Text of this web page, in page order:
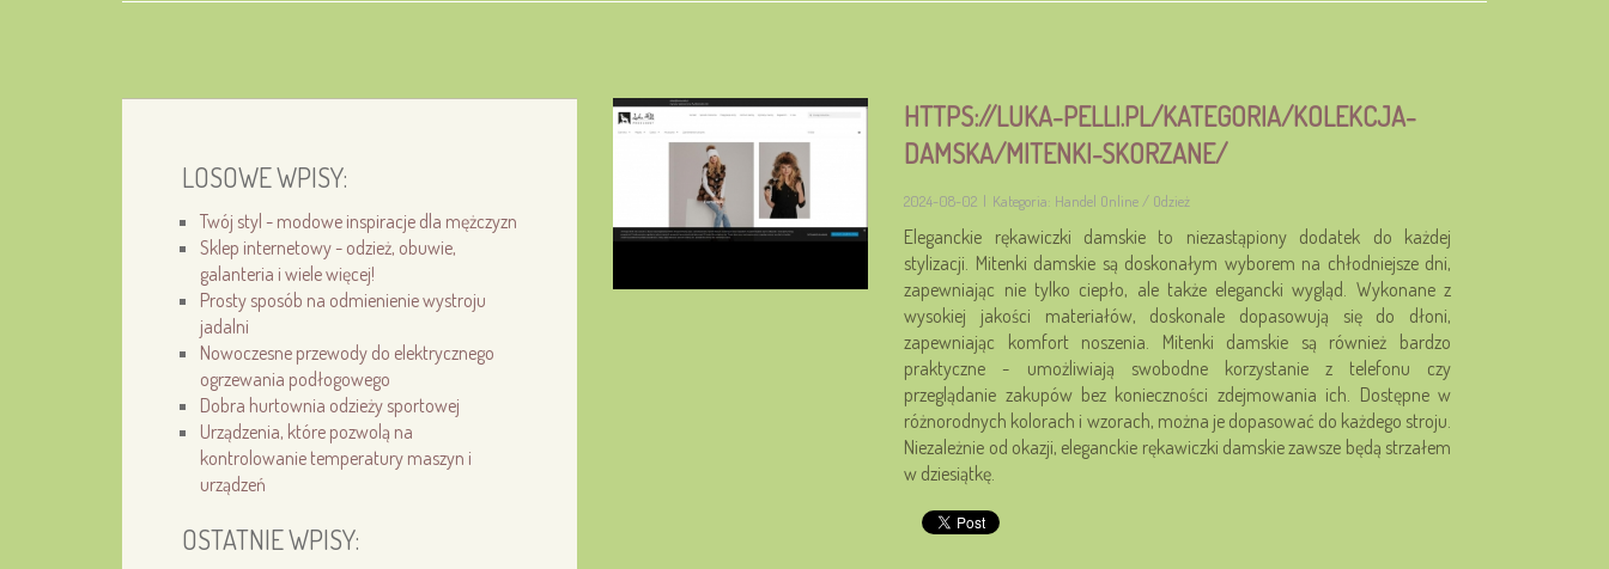
LOSOWE WPISY:
Twój styl - modowe inspiracje dla mężczyzn
Sklep internetowy - odzież, obuwie,
galanteria i wiele więcej!
Prosty sposób na odmienienie wystroju
jadalni
Nowoczesne przewody do elektrycznego
ogrzewania podłogowego
Dobra hurtownia odzieży sportowej
Urządzenia, które pozwolą na
kontrolowanie temperatury maszyn i
urządzeń
OSTATNIE WPISY:
HTTPS://LUKA-PELLI.PL/KATEGORIA/KOLEKCJA-
DAMSKA/MITENKI-SKORZANE/
2024-08-02 | Kategoria: Handel Online / Odzież
Eleganckie rękawiczki damskie to niezastąpiony dodatek do każdej
stylizacji. Mitenki damskie są doskonałym wyborem na chłodniejsze dni,
zapewniając nie tylko ciepło, ale także elegancki wygląd. Wykonane z
wysokiej jakości materiałów, doskonale dopasowują się do dłoni,
zapewniając komfort noszenia. Mitenki damskie są również bardzo
praktyczne - umożliwiają swobodne korzystanie z telefonu czy
przeglądanie zakupów bez konieczności zdejmowania ich. Dostępne w
różnorodnych kolorach i wzorach, można je dopasować do każdego stroju.
Niezależnie od okazji, eleganckie rękawiczki damskie zawsze będą strzałem
w dziesiątkę.